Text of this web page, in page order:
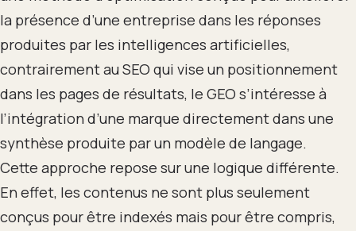
la présence d’une entreprise dans les réponses
produites par les intelligences artificielles,
contrairement au SEO qui vise un positionnement
dans les pages de résultats, le GEO s’intéresse à
l’intégration d’une marque directement dans une
synthèse produite par un modèle de langage.
Cette approche repose sur une logique différente.
En effet, les contenus ne sont plus seulement
conçus pour être indexés mais pour être compris,